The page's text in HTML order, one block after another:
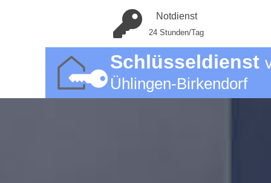
Notdienst
24 Stunden/Tag
Schlüsseldienst
Ühlingen-Birkendorf